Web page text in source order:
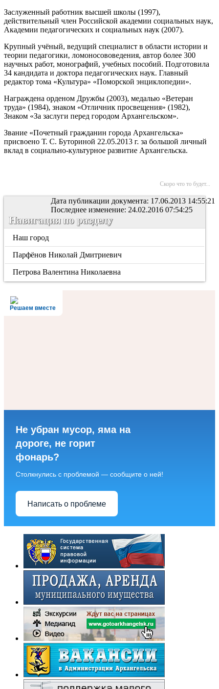
Заслуженный работник высшей школы (1997),
действительный член Российской академии социальных наук,
Академии педагогических и социальных наук (2007).
Крупный учёный, ведущий специалист в области истории и
теории педагогики, ломоносововедения, автор более 300
научных работ, монографий, учебных пособий. Подготовила
34 кандидата и доктора педагогических наук. Главный
редактор тома «Культура» «Поморской энциклопедии».
Награждена орденом Дружбы (2003), медалью «Ветеран
труда» (1984), знаком «Отличник просвещения» (1982),
Знаком «За заслуги перед городом Архангельском».
Звание «Почетный гражданин города Архангельска»
присвоено Т. С. Буториной 22.05.2013 г. за большой личный
вклад в социально-культурное развитие Архангельска.
Скоро что то будет...
Дата публикации документа: 17.06.2013 14:55:21
Последнее изменение: 24.02.2016 07:54:25
Навигация по разделу
Наш город
Парфёнов Николай Дмитриевич
Петрова Валентина Николаевна
Решаем вместе
Не убран мусор, яма на
дороге, не горит
фонарь?
Столкнулись с проблемой — сообщите о ней!
Написать о проблеме